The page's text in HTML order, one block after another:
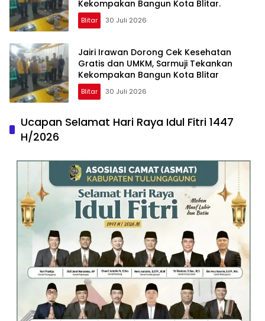
Kekompakan Bangun Kota Blitar.
Blitar 30 Juli 2026
Jairi Irawan Dorong Cek Kesehatan
Gratis dan UMKM, Sarmuji Tekankan
Kekompakan Bangun Kota Blitar
Blitar 30 Juli 2026
Ucapan Selamat Hari Raya Idul Fitri 1447
H/2026